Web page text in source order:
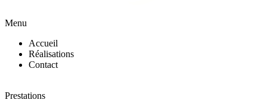
Menu
Accueil
Réalisations
Contact
Prestations